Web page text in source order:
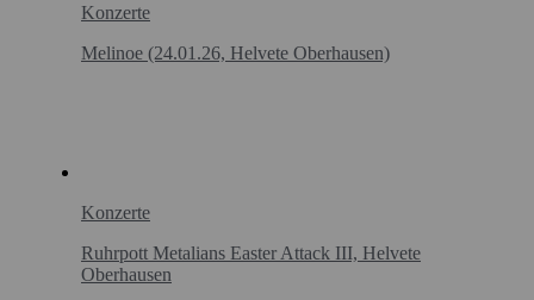
Konzerte
Melinoe (24.01.26, Helvete Oberhausen)
Konzerte
Ruhrpott Metalians Easter Attack III, Helvete
Oberhausen